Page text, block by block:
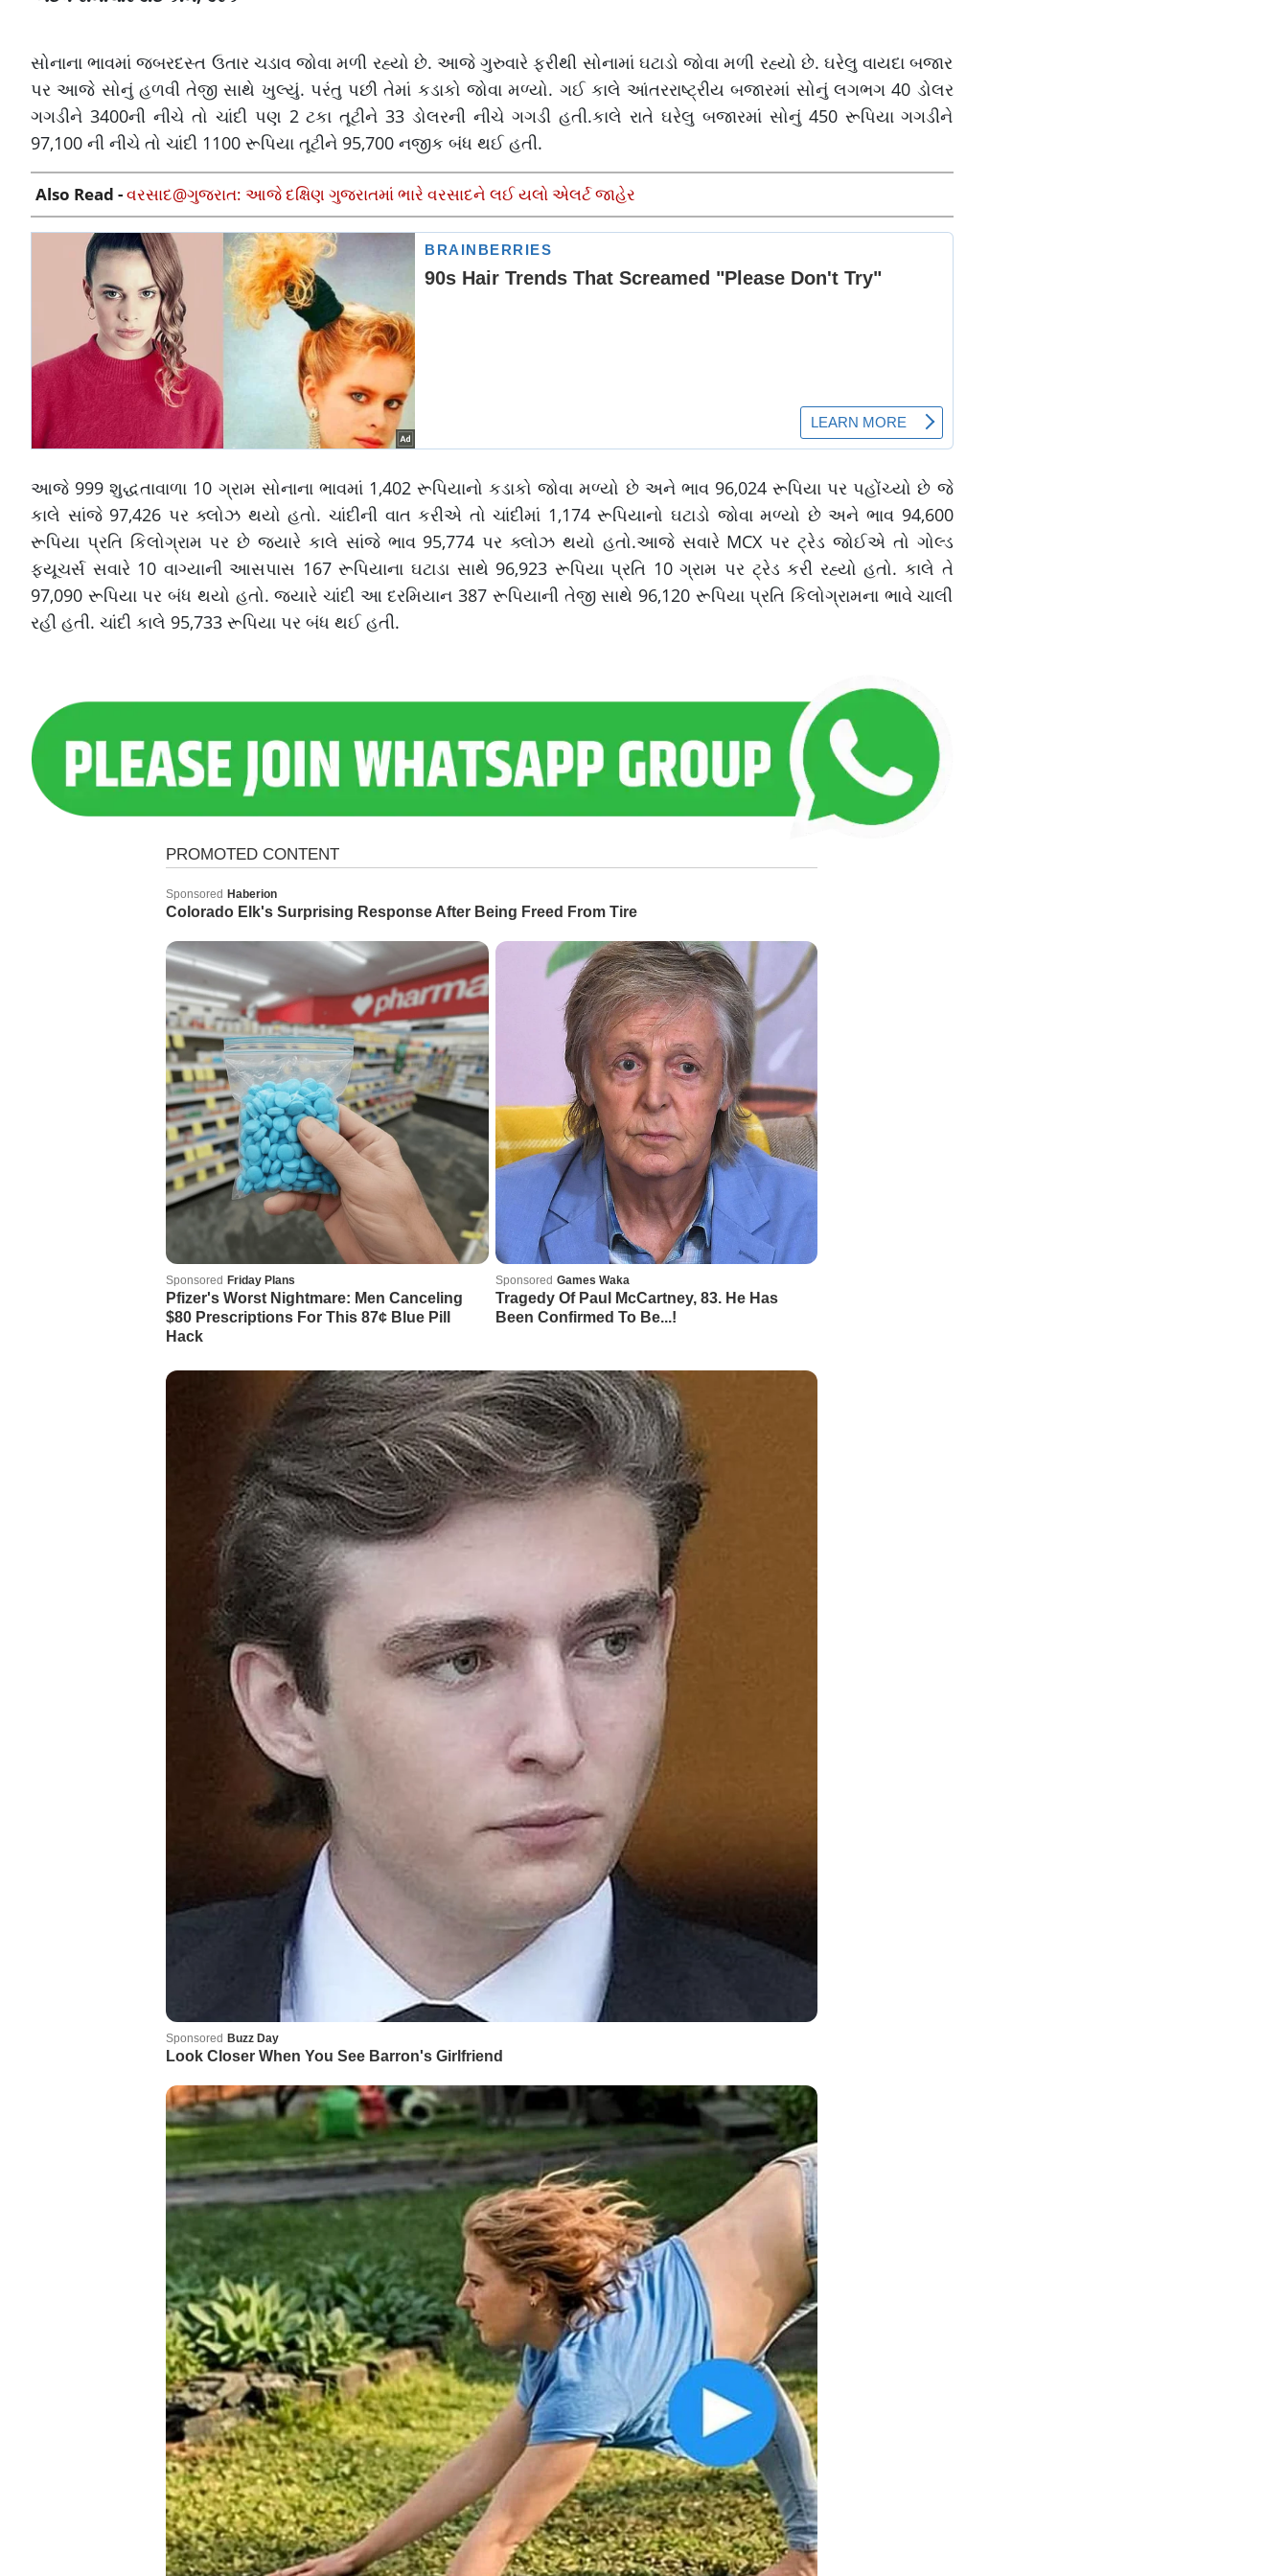
સોનાના ભાવમાં જબરદસ્ત ઉતાર ચડાવ જોવા મળી રહ્યો છે. આજે ગુરુવારે ફરીથી સોનામાં ઘટાડો જોવા મળી રહ્યો છે. ઘરેલુ વાયદા બજાર
પર આજે સોનું હળવી તેજી સાથે ખુલ્યું. પરંતુ પછી તેમાં કડાકો જોવા મળ્યો. ગઈ કાલે આંતરરાષ્ટ્રીય બજારમાં સોનું લગભગ 40 ડોલર
ગગડીને 3400ની નીચે તો ચાંદી પણ 2 ટકા તૂટીને 33 ડોલરની નીચે ગગડી હતી.કાલે રાતે ઘરેલુ બજારમાં સોનું 450 રૂપિયા ગગડીને
97,100 ની નીચે તો ચાંદી 1100 રૂપિયા તૂટીને 95,700 નજીક બંધ થઈ હતી.
Also Read -વરસાદ@ગુજરાત: આજે દક્ષિણ ગુજરાતમાં ભારે વરસાદને લઈ યલો એલર્ટ જાહેર
આજે 999 શુદ્ધતાવાળા 10 ગ્રામ સોનાના ભાવમાં 1,402 રૂપિયાનો કડાકો જોવા મળ્યો છે અને ભાવ 96,024 રૂપિયા પર પહોંચ્યો છે જે
કાલે સાંજે 97,426 પર ક્લોઝ થયો હતો. ચાંદીની વાત કરીએ તો ચાંદીમાં 1,174 રૂપિયાનો ઘટાડો જોવા મળ્યો છે અને ભાવ 94,600
રૂપિયા પ્રતિ કિલોગ્રામ પર છે જ્યારે કાલે સાંજે ભાવ 95,774 પર ક્લોઝ થયો હતો.આજે સવારે MCX પર ટ્રેડ જોઈએ તો ગોલ્ડ
ફ્યૂચર્સ સવારે 10 વાગ્યાની આસપાસ 167 રૂપિયાના ઘટાડા સાથે 96,923 રૂપિયા પ્રતિ 10 ગ્રામ પર ટ્રેડ કરી રહ્યો હતો. કાલે તે
97,090 રૂપિયા પર બંધ થયો હતો. જ્યારે ચાંદી આ દરમિયાન 387 રૂપિયાની તેજી સાથે 96,120 રૂપિયા પ્રતિ કિલોગ્રામના ભાવે ચાલી
રહી હતી. ચાંદી કાલે 95,733 રૂપિયા પર બંધ થઈ હતી.